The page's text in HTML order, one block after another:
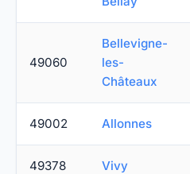
49060
Bellevigne-
les-
Châteaux
49002 Allonnes
49378 Vivy